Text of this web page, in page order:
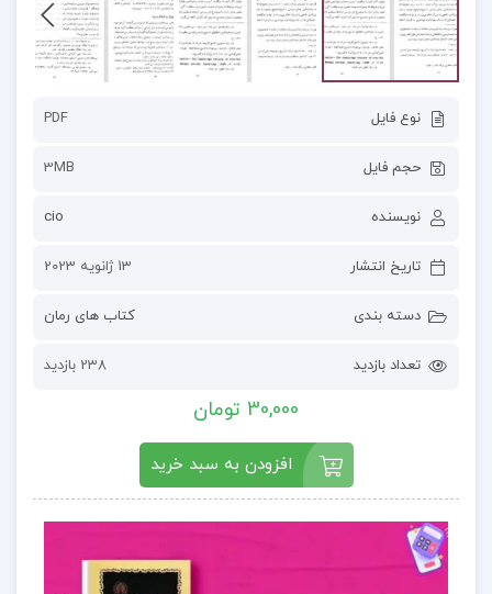
نوع فایل PDF
حجم فایل 3MB
نویسنده cio
تاریخ انتشار 13 ژانویه 2023
دسته بندی کتاب های رمان
تعداد بازدید 238 بازدید
30,000 تومان
افزودن به سبد خرید